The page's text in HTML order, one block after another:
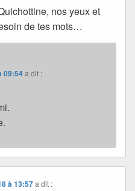
nos yeux et
de tes mots…
09:54a dit :
à 13:57 a dit :